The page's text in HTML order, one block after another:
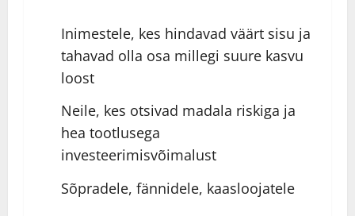
Inimestele, kes hindavad väärt sisu ja
tahavad olla osa millegi suure kasvu
loost
Neile, kes otsivad madala riskiga ja
hea tootlusega
investeerimisvõimalust
Sõpradele, fännidele, kaasloojatele